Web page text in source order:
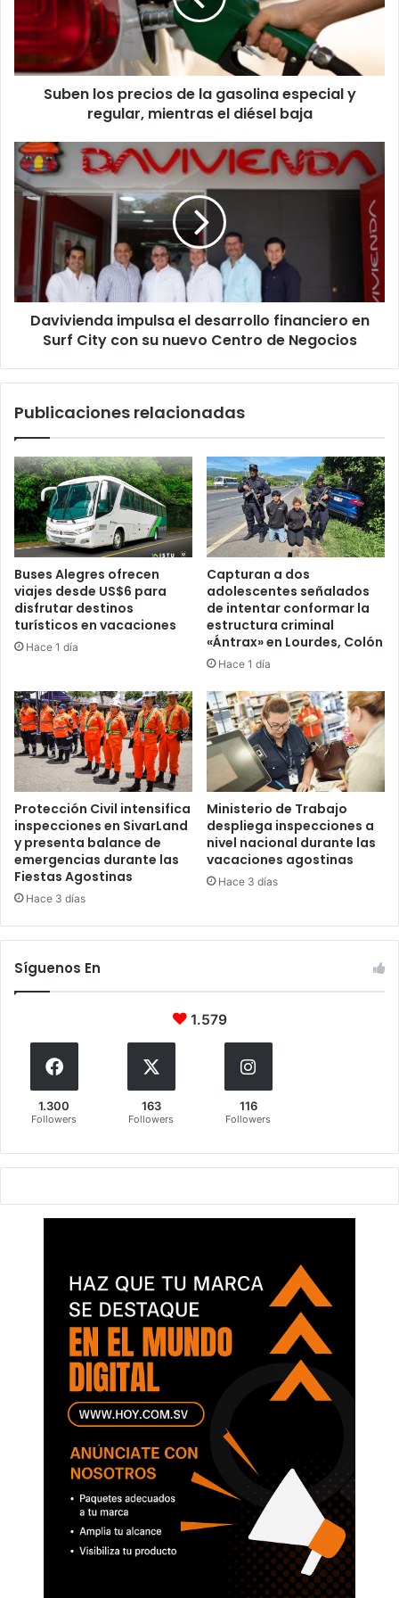
gasolina
especial
y
regular,
mientras
baja
Suben los precios de la gasolina especial y
regular, mientras el diésel baja
Davivienda
impulsa
el
desarrollo
financiero
Surf
City
con
nuevo
Davivienda impulsa el desarrollo financiero en
Surf City con su nuevo Centro de Negocios
Publicaciones relacionadas
Buses Alegres ofrecen
viajes desde US$6 para
disfrutar destinos
turísticos en vacaciones
Hace 1 día
Capturan a dos
adolescentes señalados
de intentar conformar la
estructura criminal
«Ántrax» en Lourdes, Colón
Hace 1 día
Protección Civil intensifica
inspecciones en SivarLand
y presenta balance de
emergencias durante las
Fiestas Agostinas
Hace 3 días
Ministerio de Trabajo
despliega inspecciones a
nivel nacional durante las
vacaciones agostinas
Hace 3 días
Síguenos En
1.579
1.300
Followers
163
Followers
116
Followers